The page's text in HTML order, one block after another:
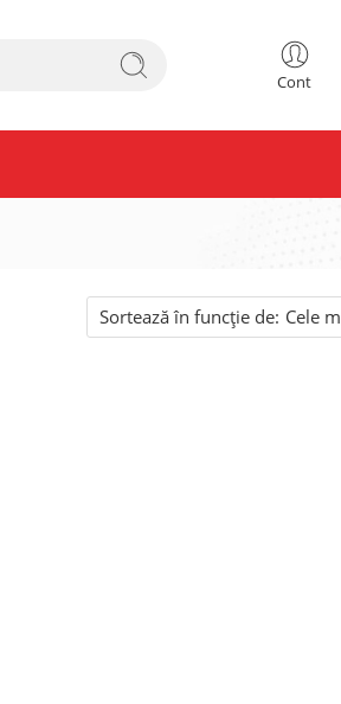
Cont
Sortează în funcție de: Cele